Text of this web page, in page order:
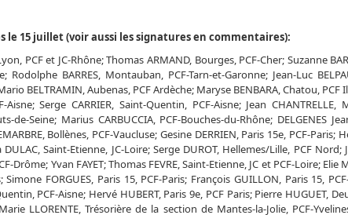
le 15 juillet (voir aussi les signatures en commentaires):
PCF et JC-Rhône; Thomas ARMAND, Bourges, PCF-Cher; Suzanne
Rodolphe BARRES, Montauban, PCF-Tarn-et-Garonne; Jean-Luc
BELTRAMIN, Aubenas, PCF Ardèche; Maryse BENBARA, Chatou, PCF
Aisne; Serge CARRIER, Saint-Quentin, PCF-Aisne; Jean CHANTRELLE,
de-Seine; Marius CARBUCCIA, PCF-Bouches-du-Rhône; DELGENES
Bollènes, PCF-Vaucluse; Gesine DERRIEN, Paris 15e, PCF-Paris;
DULAC, Saint-Etienne, JC-Loire; Serge DUROT, Hellemes/Lille, PCF
Drôme; Yvan FAYET; Thomas FEVRE, Saint-Etienne, JC et PCF-Loire;
Simone FORGUES, Paris 15, PCF-Paris; François GUILLON, Paris 15,
PCF-Aisne; Hervé HUBERT, Paris 9e, PCF Paris; Pierre HUGUET,
LLORENTE, Trésorière de la section de Mantes-la-Jolie, PCF-